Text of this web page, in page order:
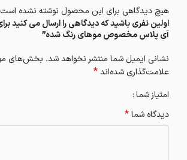
هیچ دیدگاهی برای این محصول نوشته نشده
اولین نفری باشید که دیدگاهی را ارسال می کنید
آی پلاس مخصوص موهای رنگ شده”
نشانی ایمیل شما منتشر نخواهد شد. بخش‌های
علامت‌گذاری شده‌اند*
امتیاز شما
دیدگاه شما*